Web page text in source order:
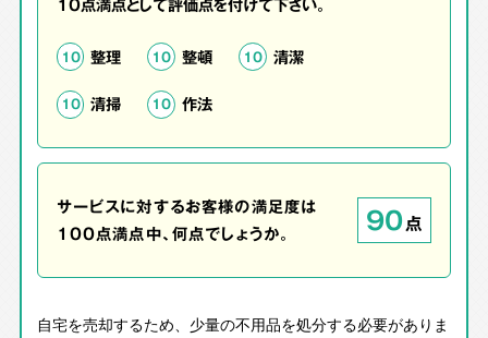
10 整理 10 整頓 10 清潔
10 清掃 10 作法
サービスに対するお客様の満足度は
100点満点中、何点でしょうか。
90点
自宅を売却するため、少量の不用品を処分する必要がありま